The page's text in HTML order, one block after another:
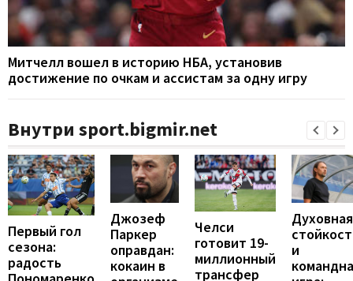
Митчелл вошел в историю НБА, установив
достижение по очкам и ассистам за одну игру
Внутри sport.bigmir.net
Первый гол
сезона:
радость
Джозеф
Паркер
оправдан:
кокаин в
Челси
готовит 19-
миллионный
трансфер
Духовная
и